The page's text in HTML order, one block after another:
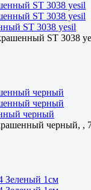
ST 3038 yesil
ST 3038
черный
черный, ,